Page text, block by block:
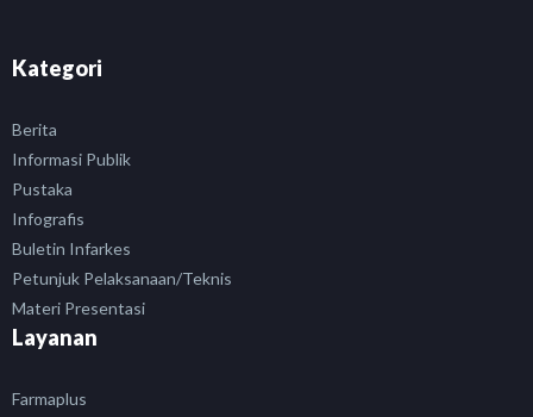
Kategori
Berita
Informasi Publik
Pustaka
Infografis
Buletin Infarkes
Petunjuk Pelaksanaan/Teknis
Materi Presentasi
Layanan
Farmaplus